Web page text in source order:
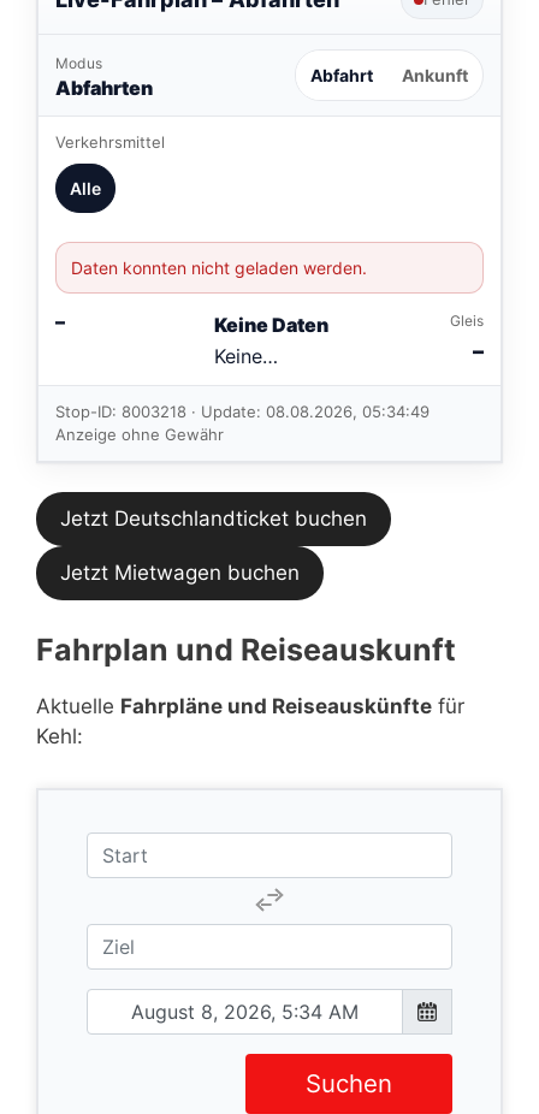
Modus
Abfahrten Abfahrt Ankunft
Verkehrsmittel
Alle
Daten konnten nicht geladen werden.
–
Keine Daten
Keine
Verbindungen
im aktuellen
Feed.
Gleis
–
Stop-ID: 8003218 · Update: 08.08.2026, 05:34:49
Anzeige ohne Gewähr
Jetzt Deutschlandticket buchen
Jetzt Mietwagen buchen
Fahrplan und Reiseauskunft
Aktuelle Fahrpläne und Reiseauskünfte für
Kehl:
Suchen